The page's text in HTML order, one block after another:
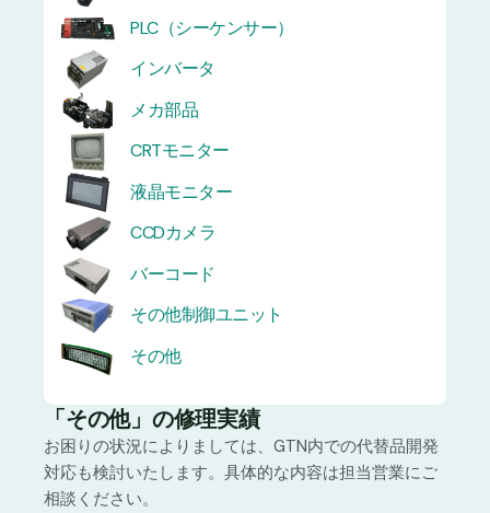
PLC（シーケンサー）
インバータ
メカ部品
CRTモニター
液晶モニター
CCDカメラ
バーコード
その他制御ユニット
その他
「その他」の修理実績
お困りの状況によりましては、GTN内での代替品開発
対応も検討いたします。具体的な内容は担当営業にご
相談ください。